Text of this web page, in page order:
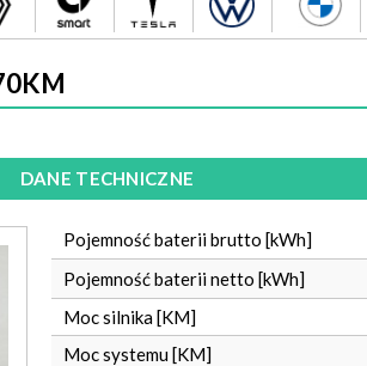
DANE TECHNICZNE
Pojemność baterii brutto [kWh]
Pojemność baterii netto [kWh]
Moc silnika [KM]
Moc systemu [KM]